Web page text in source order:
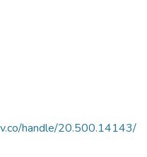
handle/20.500.14143/